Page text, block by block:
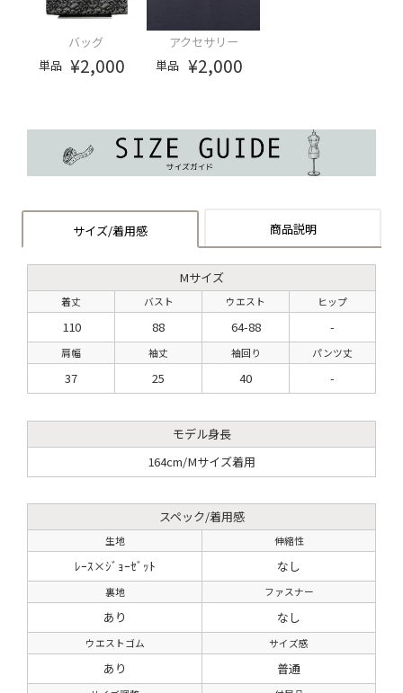
バッグ
単品 ¥2,000
アクセサリー
単品 ¥2,000
サイズ/着用感 商品説明
Mサイズ
着丈 バスト ウエスト ヒップ
110 88 64-88 -
肩幅 袖丈 袖回り パンツ丈
37 25 40 -
モデル身長
164cm/Mサイズ着用
スペック/着用感
生地 伸縮性
ﾚｰｽ×ｼﾞｮｰｾﾞｯﾄ なし
裏地 ファスナー
あり なし
ウエストゴム サイズ感
あり 普通